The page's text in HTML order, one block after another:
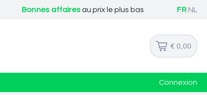
Bonnes affairesau prix le plus bas FR NL
€ 0,00
Connexion